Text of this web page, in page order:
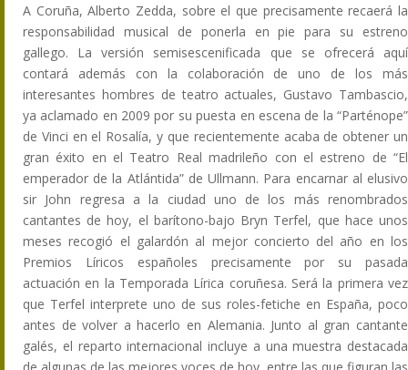
A Coruña, Alberto Zedda, sobre el que precisamente recaerá la
responsabilidad musical de ponerla en pie para su estreno
gallego. La versión semisescenificada que se ofrecerá aquí
contará además con la colaboración de uno de los más
interesantes hombres de teatro actuales, Gustavo Tambascio,
ya aclamado en 2009 por su puesta en escena de la “Parténope”
de Vinci en el Rosalía, y que recientemente acaba de obtener un
gran éxito en el Teatro Real madrileño con el estreno de “El
emperador de la Atlántida” de Ullmann. Para encarnar al elusivo
sir John regresa a la ciudad uno de los más renombrados
cantantes de hoy, el barítono-bajo Bryn Terfel, que hace unos
meses recogió el galardón al mejor concierto del año en los
Premios Líricos españoles precisamente por su pasada
actuación en la Temporada Lírica coruñesa. Será la primera vez
que Terfel interprete uno de sus roles-fetiche en España, poco
antes de volver a hacerlo en Alemania. Junto al gran cantante
galés, el reparto internacional incluye a una muestra destacada
de algunas de las mejores voces de hoy, entre las que figuran las